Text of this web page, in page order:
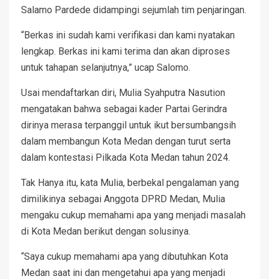
Salamo Pardede didampingi sejumlah tim penjaringan.
“Berkas ini sudah kami verifikasi dan kami nyatakan
lengkap. Berkas ini kami terima dan akan diproses
untuk tahapan selanjutnya,” ucap Salomo.
Usai mendaftarkan diri, Mulia Syahputra Nasution
mengatakan bahwa sebagai kader Partai Gerindra
dirinya merasa terpanggil untuk ikut bersumbangsih
dalam membangun Kota Medan dengan turut serta
dalam kontestasi Pilkada Kota Medan tahun 2024.
Tak Hanya itu, kata Mulia, berbekal pengalaman yang
dimilikinya sebagai Anggota DPRD Medan, Mulia
mengaku cukup memahami apa yang menjadi masalah
di Kota Medan berikut dengan solusinya.
“Saya cukup memahami apa yang dibutuhkan Kota
Medan saat ini dan mengetahui apa yang menjadi